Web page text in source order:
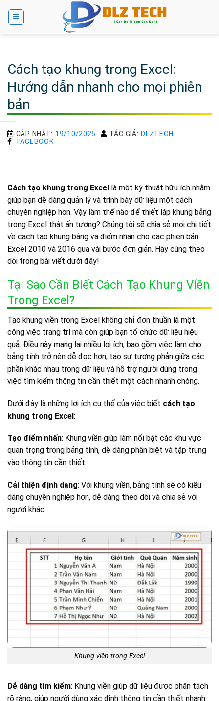
Cách tạo khung trong Excel:
Hướng dẫn nhanh cho mọi phiên
bản
CẬP NHẬT: 19/10/2025 TÁC GIẢ: DLZTECH
FACEBOOK
Cách tạo khung trong Excel là một kỹ thuật hữu ích nhằm
giúp bạn dễ dàng quản lý và trình bày dữ liệu một cách
chuyên nghiệp hơn. Vậy làm thế nào để thiết lập khung bảng
trong Excel thật ấn tượng? Chúng tôi sẽ chia sẻ mọi chi tiết
về cách tạo khung bảng và điểm nhấn cho các phiên bản
Excel 2010 và 2016 qua vài bước đơn giản. Hãy cùng theo
dõi trong bài viết dưới đây!
Tại Sao Cần Biết Cách Tạo Khung Viền
Trong Excel?
Tạo khung viền trong Excel không chỉ đơn thuần là một
công việc trang trí mà còn giúp bạn tổ chức dữ liệu hiệu
quả. Điều này mang lại nhiều lợi ích, bao gồm việc làm cho
bảng tính trở nên dễ đọc hơn, tạo sự tương phản giữa các
phần khác nhau trong dữ liệu và hỗ trợ người dùng trong
việc tìm kiếm thông tin cần thiết một cách nhanh chóng.
Dưới đây là những lợi ích cụ thể của việc biết cách tạo
khung trong Excel:
Tạo điểm nhấn: Khung viền giúp làm nổi bật các khu vực
quan trọng trong bảng tính, dễ dàng phân biệt và tập trung
vào thông tin cần thiết.
Cải thiện định dạng: Với khung viền, bảng tính sẽ có kiểu
dáng chuyên nghiệp hơn, dễ dàng theo dõi và chia sẻ với
người khác.
Khung viền trong Excel
Dễ dàng tìm kiếm: Khung viền giúp dữ liệu được phân tách
rõ ràng, giúp người dùng xác định thông tin cần thiết nhanh